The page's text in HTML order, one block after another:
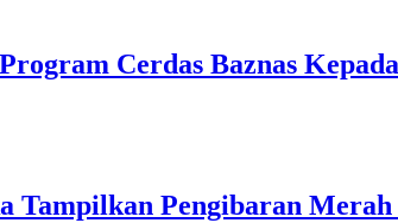
Cerdas Baznas
Tampilkan Pengibaran